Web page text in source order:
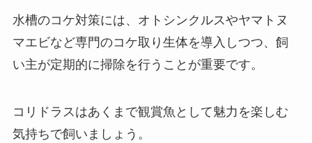
水槽のコケ対策には、オトシンクルスやヤマトヌ
マエビなど専門のコケ取り生体を導入しつつ、飼
い主が定期的に掃除を行うことが重要です。
コリドラスはあくまで観賞魚として魅力を楽しむ
気持ちで飼いましょう。